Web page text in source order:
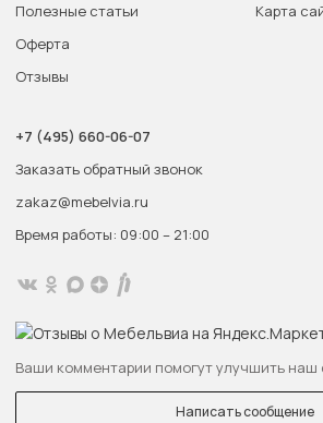
Полезные статьи
Оферта
Отзывы
Карта
+7 (495) 660-06-07
Заказать обратный звонок
zakaz@mebelvia.ru
Время работы: 09:00 – 21:00
Ваши комментарии помогут улучшить наш
Написать сообщение